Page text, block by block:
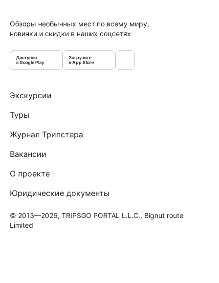
Обзоры необычных мест по всему миру,
новинки и скидки в наших соцсетях
Доступно
в Google Play
Загрузите
в App Store
Экскурсии
Туры
Журнал Трипстера
Вакансии
О проекте
Юридические документы
© 2013—2026, TRIPSGO PORTAL L.L.C., Bignut route
Limited